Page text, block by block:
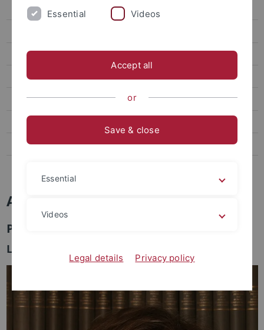
Ansprechpersonen
Allgemeine Informationen
Absolventenlisten
ERASMUS
Auslandsstudium in Aix-en-Provence
Hinweise zu im Ausland erbrachten Studienleistungen
Ansprechpersonen
Prof. Dr. Bernd Heinrich
LL.M.-Beauftragter der Juristischen Fakultät
Essential Videos
Accept all
or
Save & close
Essential
Videos
Legal details Privacy policy